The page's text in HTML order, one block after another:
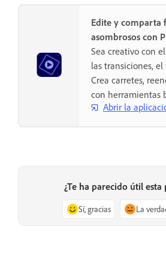
Edite y comparta
asombrosos con
Sea creativo con
las transiciones,
Crea carretes,
con herramientas
Abrir la
¿Te ha parecido útil esta
Sí, gracias La